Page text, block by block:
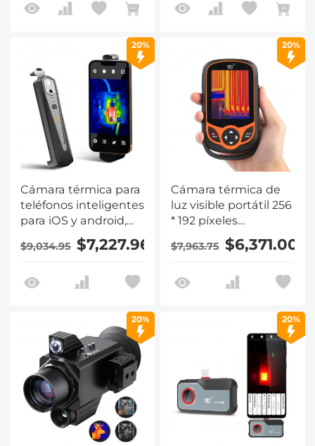
Kentfaith
20%
Cámara térmica para
teléfonos inteligentes
para iOS y android,
con cámara de luz
visible 256 x 192
1000 Mah batería
$9,034.95 $7,227.96
20%
Cámara térmica de
luz visible portátil 256
* 192 píxeles
infrarrojos 25hz tasa
de actualización
$7,963.75 $6,371.00
20% 20%